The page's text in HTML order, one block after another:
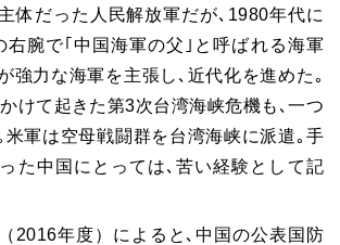
体だった人民解放軍だが､ 1980年代に
右腕で｢中国海軍の父｣と呼ばれる海軍
強力な海軍を主張し､近代化を進めた｡
けて起きた第3次台湾海峡危機も､一つ
米軍は空母戦闘群を台湾海峡に派遣｡手
た中国にとっては､苦い経験として記
2016年度）によると､中国の公表国防